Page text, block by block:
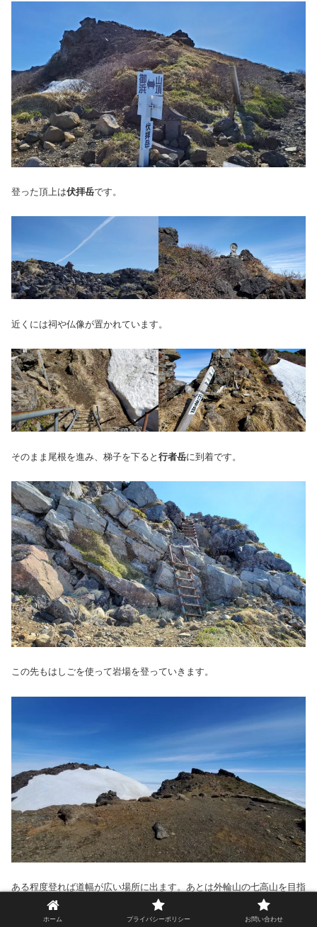
登った頂上は伏拝岳です。
近くには祠や仏像が置かれています。
そのまま尾根を進み、梯子を下ると 行者岳に到着です。
この先もはしごを使って岩場を登っていきます。
ある程度登れば道幅が広い場所に出ます。あとは外輪山の七高山を目指
します。
ホーム プライバシーポリシー お問い合わせ